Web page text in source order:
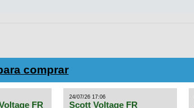
comprar
FR
24/07/26 17:06
Scott Voltage FR